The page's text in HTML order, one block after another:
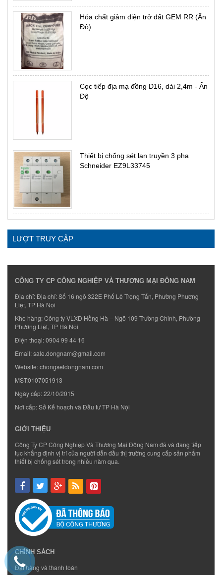
Hóa chất giảm điện trở đất GEM RR (Ấn
Độ)
Cọc tiếp địa mạ đồng D16, dài 2,4m - Ấn
Độ
Thiết bị chống sét lan truyền 3 pha
Schneider EZ9L33745
LƯỢT TRUY CẬP
CÔNG TY CP CÔNG NGHIỆP VÀ THƯƠNG MẠI ĐÔNG NAM
Địa chỉ: Địa chỉ: Số 16 ngõ 322E Phố Lê Trọng Tấn, Phường Phương
Liệt, TP Hà Nội
Kho hàng: Công ty VLXD Hồng Hà – Ngõ 109 Trường Chinh, Phường
Phương Liệt, TP Hà Nội
Điện thoại:0904 99 44 16
Email:sale.dongnam@gmail.com
Website:chongsetdongnam.com
MST:0107051913
Ngày cấp: 22/10/2015
Nơi cấp: Sở Kế hoạch và Đầu tư TP Hà Nội
GIỚI THIỆU
Công Ty CP Công Nghiệp Và Thương Mại Đông Nam đã và đang tiếp
tục khẳng định vị trí của người dẫn đầu thị trường cung cấp sản phẩm
thiết bị chống sét trong nhiều năm qua.
CHÍNH SÁCH
Đặt hàng và thanh toán